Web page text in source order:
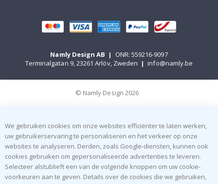
Namly Design AB |
ONR: 559216-9097
Terminalgatan 9, 23261 Arlöv, Zweden | info@namly.be
© Namly Design 2026
We gebruiken cookies om onze websites efficiënter te laten werken,
uw gebruikerservaring te personaliseren en het verkeer op onze
websites te analyseren. Derden, zoals Google-diensten, kunnen ook
cookies gebruiken om gepersonaliseerde advertenties te leveren.
Selecteer alstublieft een van de volgende knoppen om uw cookie-
voorkeuren aan te geven. Details over de cookies die we gebruiken,